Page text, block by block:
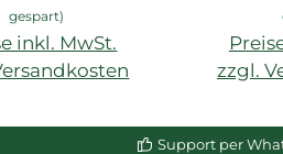
gespart)
inkl. MwSt.
zzgl.
Support per